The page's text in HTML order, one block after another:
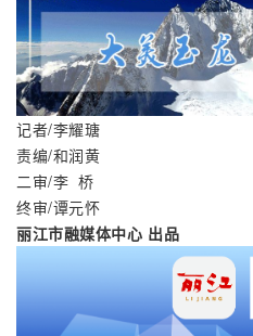
记者/李耀瑭
责编/和润黄
二审/李  桥
终审/谭元怀
丽江市融媒体中心 出品